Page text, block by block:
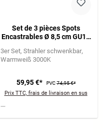
Set de 3 pièces Spots
Encastrables Ø 8,5 cm GU10
3er Set Strahler schwenkbar
Warmweiß 3000K
59,95 €* PVC74,95 €*
Prix TTC, frais de livraison en sus